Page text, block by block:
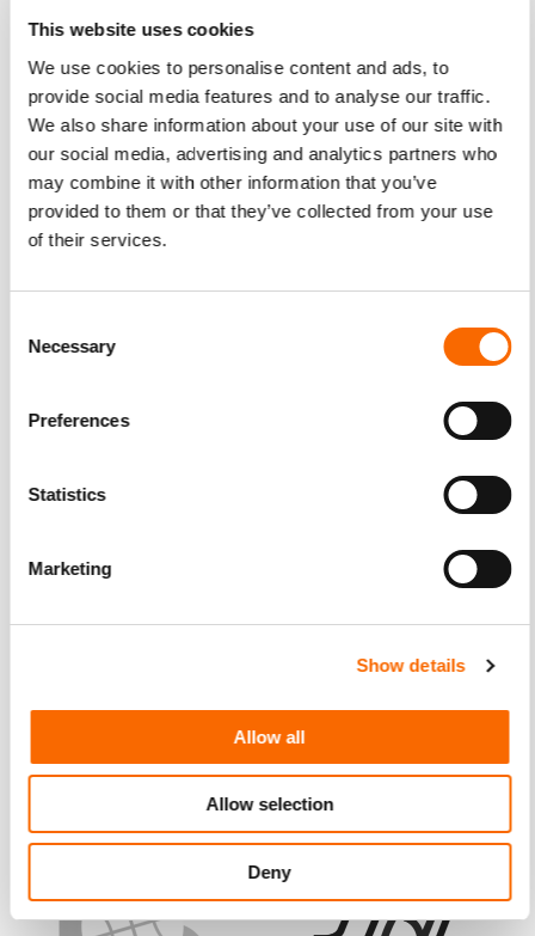
This website uses cookies
We use cookies to personalise content and ads, to
provide social media features and to analyse our traffic.
We also share information about your use of our site with
our social media, advertising and analytics partners who
may combine it with other information that you’ve
provided to them or that they’ve collected from your use
of their services.
Selection
Necessary
Preferences
Statistics
Marketing
Show details
Allow all
Allow selection
Deny